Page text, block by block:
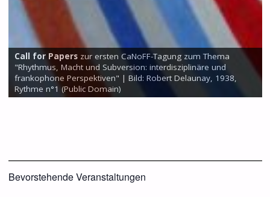
ersten CaNoFF-Tagung zum Thema
und Subversion: interdisziplinäre und
| Bild: Robert Delaunay, 1938,
Domain)
Nach den
der dritte Standort
Bevorstehende Veranstaltungen